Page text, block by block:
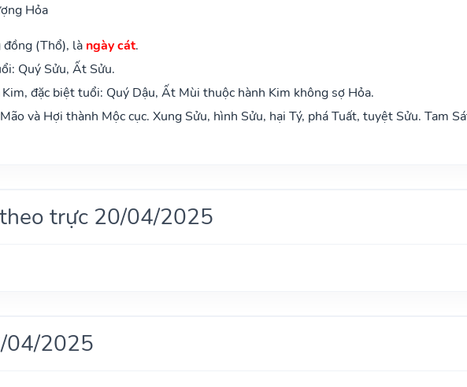
Hỏa
đồng (Thổ), là ngày cát.
Quý Sửu, Ất Sửu.
đặc biệt tuổi: Quý Dậu, Ất Mùi thuộc hành Kim không sợ Hỏa.
và Hợi thành Mộc cục. Xung Sửu, hình Sửu, hại Tý, phá Tuất, tuyệt Sửu. Tam
trực 20/04/2025
04/2025